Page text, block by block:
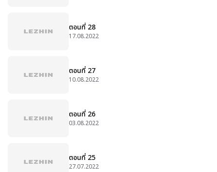
ตอนที่ 28
17.08.2022
ตอนที่ 27
10.08.2022
ตอนที่ 26
03.08.2022
ตอนที่ 25
27.07.2022